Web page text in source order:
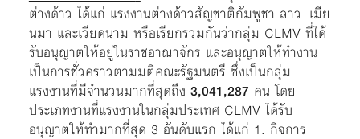
ต่างด้าว ได้แก่ แรงงานต่างด้าวสัญชาติกัมพูชา ลาว เมีย
นมา และเวียดนาม หรือเรียกรวมกันว่ากลุ่ม CLMV ที่ได้
รับอนุญาตให้อยู่ในราชอาณาจักร และอนุญาตให้ทำงาน
เป็นการชั่วคราวตามมติคณะรัฐมนตรี ซึ่งเป็นกลุ่ม
แรงงานที่มีจำนวนมากที่สุดถึง 3,041,287 คน โดย
ประเภทงานที่แรงงานในกลุ่มประเทศ CLMV ได้รับ
อนุญาตให้ทำมากที่สุด 3 อันดับแรก ได้แก่ 1. กิจการ